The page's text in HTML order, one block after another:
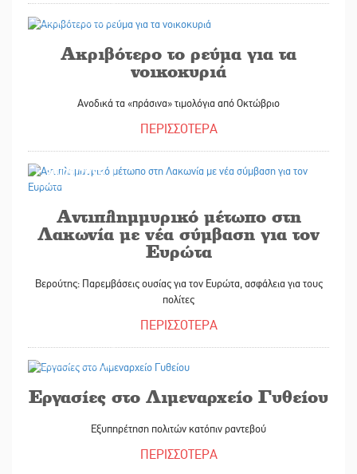
Ακριβότερο το ρεύμα για τα
νοικοκυριά
Ανοδικά τα «πράσινα» τιμολόγια από Οκτώβριο
ΠΕΡΙΣΣΟΤΕΡΑ
30/09/2025
Αντιπλημμυρικό μέτωπο στη
Λακωνία με νέα σύμβαση για τον
Ευρώτα
Βερούτης: Παρεμβάσεις ουσίας για τον Ευρώτα, ασφάλεια για τους
πολίτες
ΠΕΡΙΣΣΟΤΕΡΑ
Εργασίες στο Λιμεναρχείο Γυθείου
Εξυπηρέτηση πολιτών κατόπιν ραντεβού
ΠΕΡΙΣΣΟΤΕΡΑ